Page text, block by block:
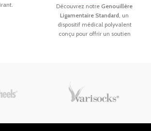
Découvrez notre Genouillère
Ligamentaire Standard, un
dispositif médical polyvalent
conçu pour offrir un soutien